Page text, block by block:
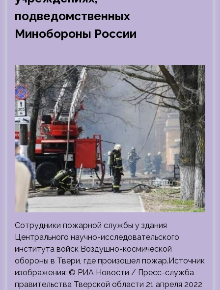
подведомственных
Минобороны России
Сотрудники пожарной службы у здания
Центрального научно-исследовательского
института войск Воздушно-космической
обороны в Твери, где произошел пожар.Источник
изображения: © РИА Новости / Пресс-служба
правительства Тверской области 21 апреля 2022